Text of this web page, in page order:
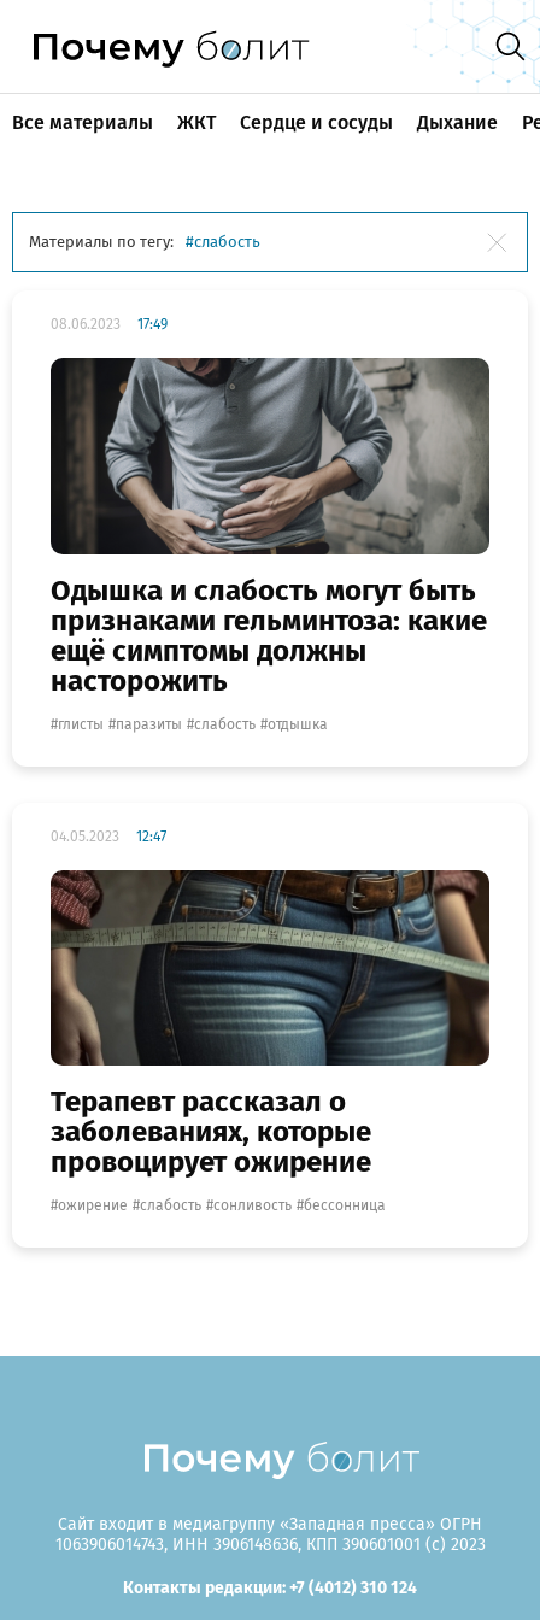
Все материалы ЖКТ Сердце и сосуды Дыхание
Материалы по тегу: слабость
08.06.2023 17:49
Одышка и слабость могут быть
признаками гельминтоза: какие
ещё симптомы должны
насторожить
глисты паразиты слабость отдышка
04.05.2023 12:47
Терапевт рассказал о
заболеваниях, которые
провоцирует ожирение
ожирение слабость сонливость бессонница
Сайт входит в медиагруппу «Западная пресса» ОГРН
1063906014743, ИНН 3906148636, КПП 390601001 (c) 2023
Контакты редакции: +7 (4012) 310 124